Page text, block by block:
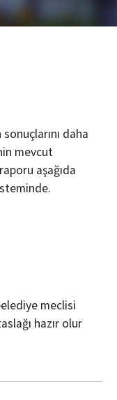
sonuçlarını daha
mevcut
aşağıda
meclisi
hazır olur